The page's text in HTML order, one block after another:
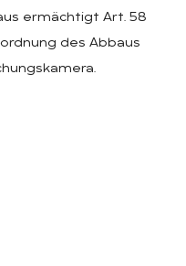
ermächtigt Art. 58
des Abbaus